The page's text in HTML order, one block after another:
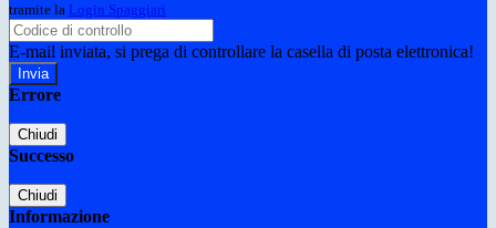
tramite la Login Spaggiari
E-mail inviata, si prega di controllare la casella di posta elettronica!
Errore
Chiudi
Successo
Chiudi
Informazione